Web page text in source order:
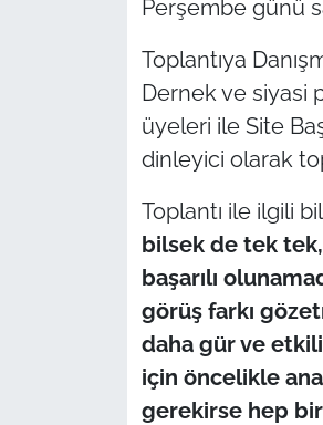
Perşembe günü
Toplantıya
Dernek ve siyasi
üyeleri ile Site
dinleyici olarak
Toplantı ile ilgili
bilsek de tek
başarılı
görüş farkı
daha gür ve
için öncelikle
gerekirse hep
Flaş Haber
Dış Haberler
İş Dünyası
Bilim Teknoloji